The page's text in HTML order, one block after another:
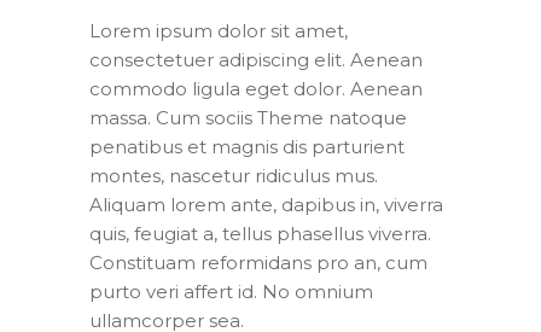
Lorem ipsum dolor sit amet,
consectetuer adipiscing elit. Aenean
commodo ligula eget dolor. Aenean
massa. Cum sociis Theme natoque
penatibus et magnis dis parturient
montes, nascetur ridiculus mus.
Aliquam lorem ante, dapibus in, viverra
quis, feugiat a, tellus phasellus viverra.
Constituam reformidans pro an, cum
purto veri affert id. No omnium
ullamcorper sea.